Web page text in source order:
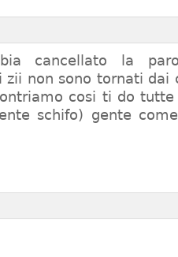
cancellato la
zii non sono tornati dai
cosi ti do tutte
schifo) gente